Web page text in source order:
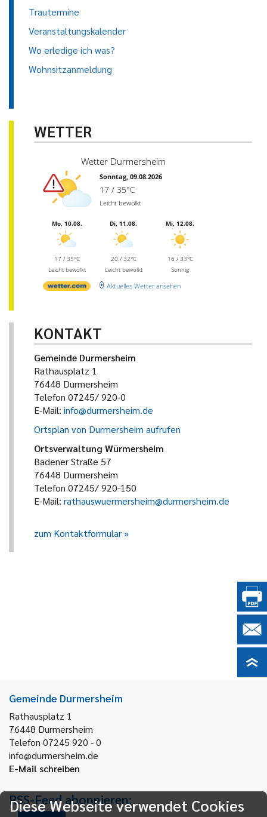
Trautermine
Veranstaltungskalender
Wo erledige ich was?
Wohnsitzanmeldung
WETTER
Wetter Durmersheim
Sonntag, 09.08.2026
17 / 35°C
Leicht bewölkt
Mo, 10.08.
17 / 35°C
Leicht bewölkt
Di, 11.08.
20 / 32°C
Leicht bewölkt
Mi, 12.08.
16 / 33°C
Sonnig
Aktuelles Wetter ansehen
KONTAKT
Gemeinde Durmersheim
Rathausplatz 1
76448 Durmersheim
Telefon 07245/ 920-0
E-Mail: info@durmersheim.de
Ortsplan von Durmersheim aufrufen
Ortsverwaltung Würmersheim
Badener Straße 57
76448 Durmersheim
Telefon 07245/ 920-150
E-Mail: rathauswuermersheim@durmersheim.de
zum Kontaktformular
Gemeinde Durmersheim
Rathausplatz 1
76448 Durmersheim
Telefon 07245 920 - 0
info@durmersheim.de
E-Mail schreiben
RSS-Feed abonnieren:
Diese Webseite verwendet Cookies